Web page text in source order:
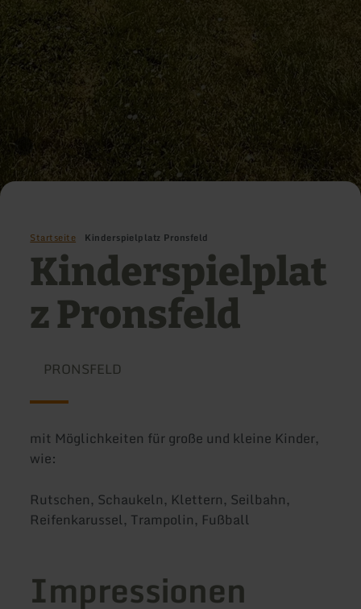
Startseite Kinderspielplatz Pronsfeld
Kinderspielplat
z Pronsfeld
PRONSFELD
mit Möglichkeiten für große und kleine Kinder,
wie:
Rutschen, Schaukeln, Klettern, Seilbahn,
Reifenkarussel, Trampolin, Fußball
Impressionen